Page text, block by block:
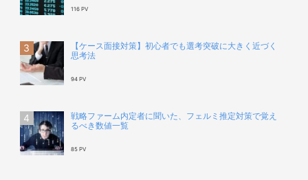
116 PV
【ケース面接対策】初心者でも選考突破に大きく近づく
思考法
94 PV
戦略ファーム内定者に聞いた、フェルミ推定対策で覚え
るべき数値一覧
85 PV